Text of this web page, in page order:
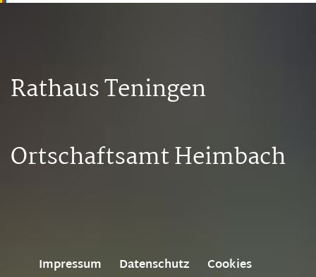
Rathaus Teningen
Ortschaftsamt Heimbach
Impressum Datenschutz
Cookies